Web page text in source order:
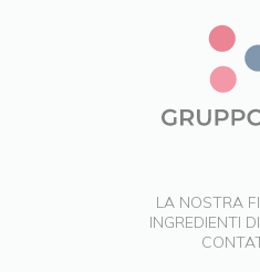
LA NOSTRA
INGREDIENTI